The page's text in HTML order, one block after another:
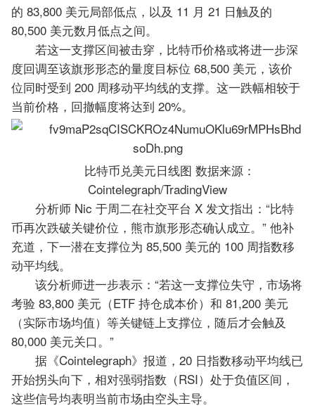
的 83,800 美元局部低点，以及 11 月 21 日触及的
80,500 美元数月低点之间。
若这一支撑区间被击穿，比特币价格或将进一步深
度回调至该旗形形态的量度目标位 68,500 美元，该价
位同时受到 200 周移动平均线的支撑。这一跌幅相较于
当前价格，回撤幅度将达到 20%。
比特币兑美元日线图 数据来源：
Cointelegraph/TradingView
分析师 Nic 于周二在社交平台 X 发文指出：“比特
币再次跌破关键价位，熊市旗形形态确认成立。” 他补
充道，下一潜在支撑位为 85,500 美元的 100 周指数移
动平均线。
该分析师进一步表示：“若这一支撑位失守，市场将
考验 83,800 美元（ETF 持仓成本价）和 81,200 美元
（实际市场均值）等关键链上支撑位，随后才会触及
80,000 美元关口。”
据《Cointelegraph》报道，20 日指数移动平均线已
开始拐头向下，相对强弱指数（RSI）处于负值区间，
这些信号均表明当前市场由空头主导。